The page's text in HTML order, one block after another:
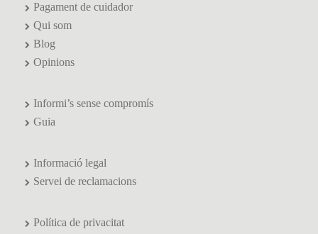
Pagament de cuidador
Qui som
Blog
Opinions
Informi’s sense compromís
Guia
Informació legal
Servei de reclamacions
Política de privacitat